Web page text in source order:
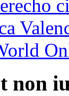
non